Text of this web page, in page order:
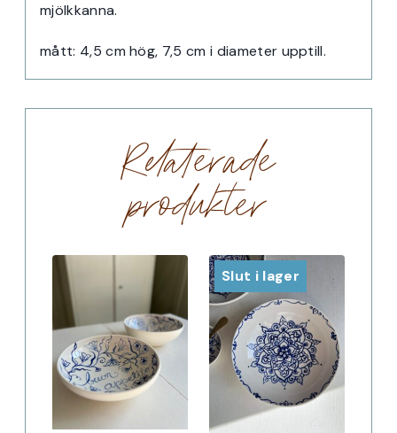
mjölkkanna.
mått: 4,5 cm hög, 7,5 cm i diameter upptill.
Relaterade
produkter
Slut i lager